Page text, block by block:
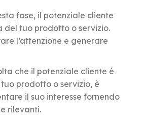
fase, il potenziale cliente
del tuo prodotto o servizio.
l’attenzione e generare
che il potenziale cliente è
prodotto o servizio, è
il suo interesse fornendo
rilevanti.